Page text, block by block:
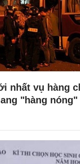
nhất vụ hàng
"hàng